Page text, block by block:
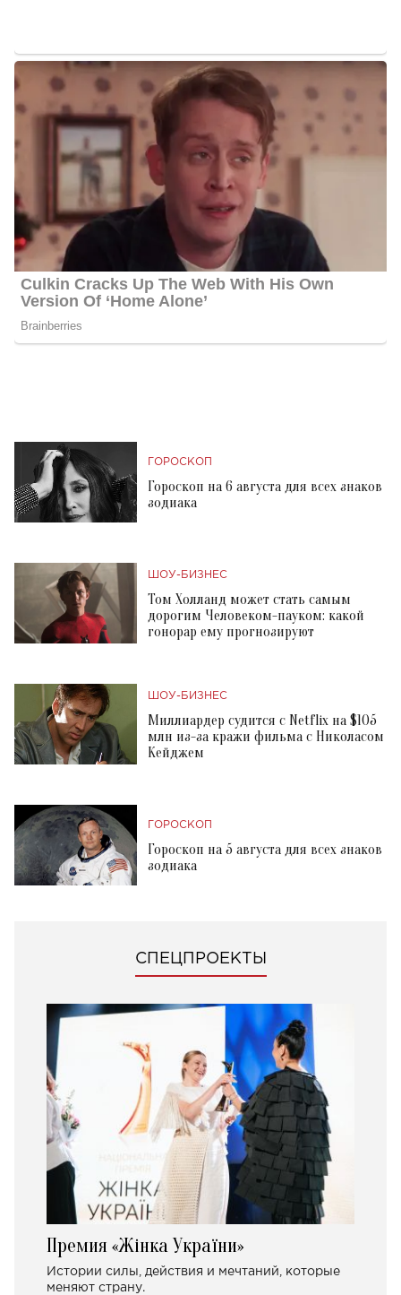
ГОРОСКОП
Гороскоп на 6 августа для всех знаков
зодиака
ШОУ-БИЗНЕС
Том Холланд может стать самым
дорогим Человеком-пауком: какой
гонорар ему прогнозируют
ШОУ-БИЗНЕС
Миллиардер судится с Netflix на $105
млн из-за кражи фильма с Николасом
Кейджем
ГОРОСКОП
Гороскоп на 5 августа для всех знаков
зодиака
СПЕЦПРОЕКТЫ
Премия «Жінка України»
Истории силы, действия и мечтаний, которые
меняют страну.